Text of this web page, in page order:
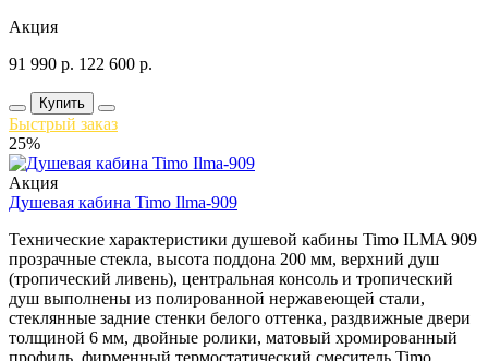
Акция
91 990 р. 122 600 р.
Купить
Быстрый заказ
25%
Акция
Душевая кабина Timo Ilma-909
Технические характеристики душевой кабины Timo ILMA 909
прозрачные стекла, высота поддона 200 мм, верхний душ
(тропический ливень), центральная консоль и тропический
душ выполнены из полированной нержавеющей стали,
стеклянные задние стенки белого оттенка, раздвижные двери
толщиной 6 мм, двойные ролики, матовый хромированный
профиль, фирменный термостатический смеситель Timo,